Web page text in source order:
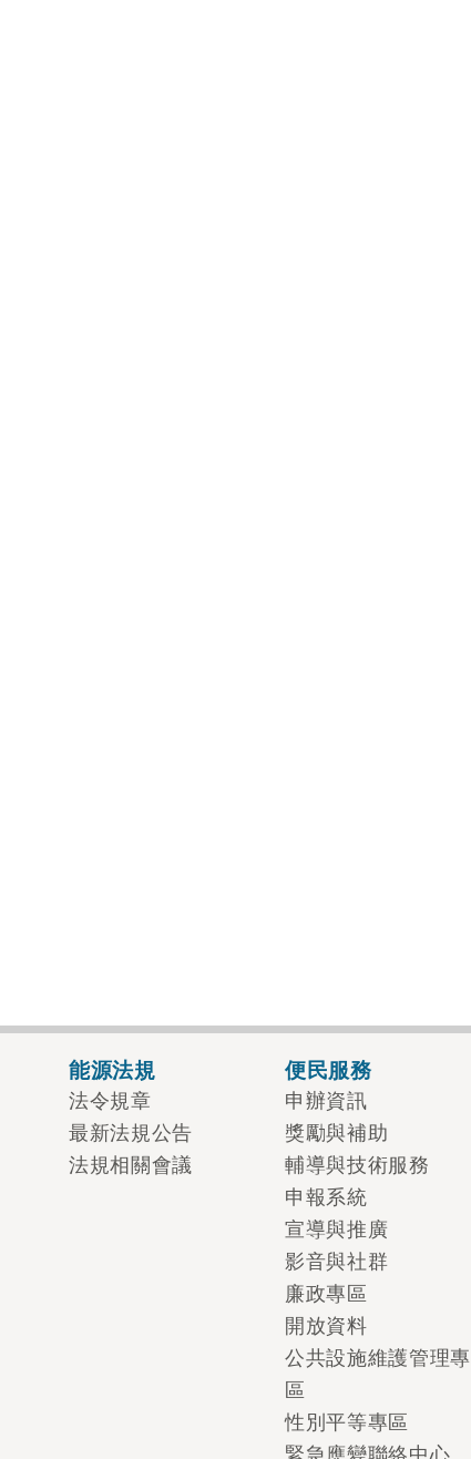
能源法規
法令規章
最新法規公告
法規相關會議
便民服務
申辦資訊
獎勵與補助
輔導與技術服務
申報系統
宣導與推廣
影音與社群
廉政專區
開放資料
公共設施維護管理專
區
性別平等專區
緊急應變聯絡中心